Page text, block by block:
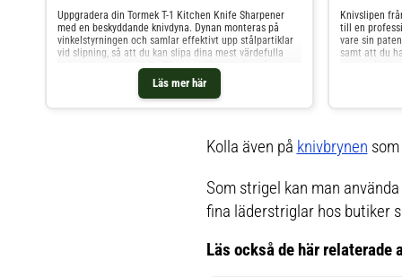
Läs mer här
Uppgradera din Tormek T-1 Kitchen Knife Sharpener
med en beskyddande knivdyna. Dynan monteras på
vinkelstyrningen och samlar effektivt upp stålpartiklar
vid slipning, så att du kan slipa dina mest värdefulla
knivar utan att oroa dig för repor eller skador på
bladen. Själva bytet är dessutom enkelt, och bidrar till
ett kontinuerligt optimalt skydd.
Knivslipen
till en
vare sin
samt att du
extraordinär
av
vinkel på
tystgående
Sharpener
och upp till 5
keramiska
råegg som
eggen
underhålla
brynskivan
Kolla även på knivbrynen
Som strigel kan man
fina läderstriglar hos butiker
Läs också de här relaterade